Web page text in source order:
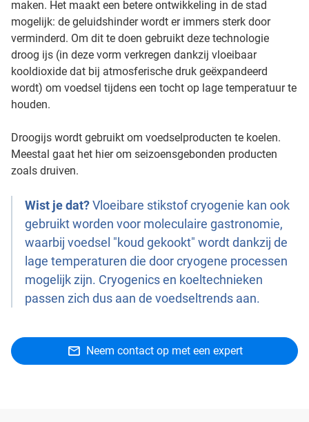
maken. Het maakt een betere ontwikkeling in de stad
mogelijk: de geluidshinder wordt er immers sterk door
verminderd. Om dit te doen gebruikt deze technologie
droog ijs (in deze vorm verkregen dankzij vloeibaar
kooldioxide dat bij atmosferische druk geëxpandeerd
wordt) om voedsel tijdens een tocht op lage temperatuur te
houden.
Droogijs wordt gebruikt om voedselproducten te koelen.
Meestal gaat het hier om seizoensgebonden producten
zoals druiven.
Wist je dat?Vloeibare stikstof cryogenie kan ook
gebruikt worden voor moleculaire gastronomie,
waarbij voedsel "koud gekookt" wordt dankzij de
lage temperaturen die door cryogene processen
mogelijk zijn. Cryogenics en koeltechnieken
passen zich dus aan de voedseltrends aan.
Neem contact op met een expert